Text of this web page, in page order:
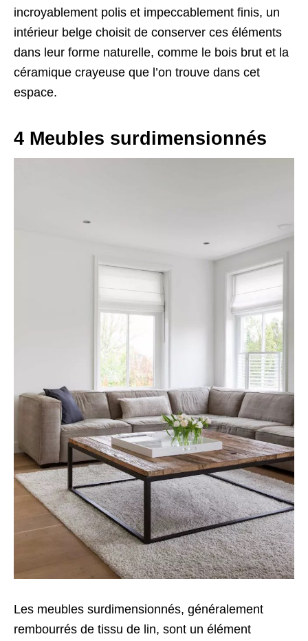
incroyablement polis et impeccablement finis, un
intérieur belge choisit de conserver ces éléments
dans leur forme naturelle, comme le bois brut et la
céramique crayeuse que l’on trouve dans cet
espace.
4 Meubles surdimensionnés
Les meubles surdimensionnés, généralement
rembourrés de tissu de lin, sont un élément